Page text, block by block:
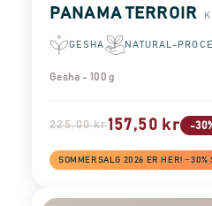
PANAMA TERROIR
GESHA NATURAL-
Gesha - 100 g
225,00 kr157,50 kr -
SOMMERSALG 2026 ER HER!